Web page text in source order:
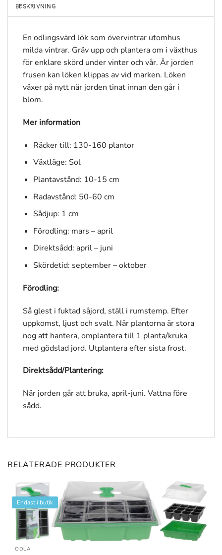
BESKRIVNING
En odlingsvärd lök som övervintrar utomhus
milda vintrar. Gräv upp och plantera om i växthus
för enklare skörd under vinter och vår. Är jorden
frusen kan löken klippas av vid marken. Löken
växer på nytt när jorden tinat innan den går i
blom.
Mer information
Räcker till: 130-160 plantor
Växtläge: Sol
Plantavstånd: 10-15 cm
Radavstånd: 50-60 cm
Sådjup: 1 cm
Förodling: mars – april
Direktsådd: april – juni
Skördetid: september – oktober
Förodling:
Så glest i fuktad såjord, ställ i rumstemp. Efter
uppkomst, ljust och svalt. När plantorna är stora
nog att hantera, omplantera till 1 planta/kruka
med gödslad jord. Utplantera efter sista frost.
Direktsådd/Plantering:
När jorden går att bruka, april-juni. Vattna före
sådd.
RELATERADE PRODUKTER
Endast i butik
ODLA